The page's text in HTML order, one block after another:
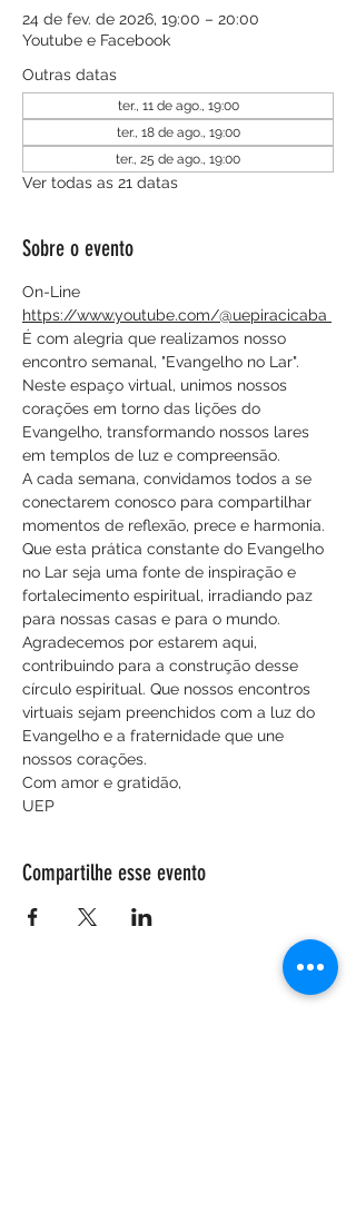
24 de fev. de 2026, 19:00 – 20:00
Youtube e Facebook
Outras datas
ter., 11 de ago., 19:00
ter., 18 de ago., 19:00
ter., 25 de ago., 19:00
Ver todas as 21 datas
Sobre o evento
On-Line
https://www.youtube.com/@uepiracicaba
É com alegria que realizamos nosso
encontro semanal, "Evangelho no Lar".
Neste espaço virtual, unimos nossos
corações em torno das lições do
Evangelho, transformando nossos lares
em templos de luz e compreensão.
A cada semana, convidamos todos a se
conectarem conosco para compartilhar
momentos de reflexão, prece e harmonia.
Que esta prática constante do Evangelho
no Lar seja uma fonte de inspiração e
fortalecimento espiritual, irradiando paz
para nossas casas e para o mundo.
Agradecemos por estarem aqui,
contribuindo para a construção desse
círculo espiritual. Que nossos encontros
virtuais sejam preenchidos com a luz do
Evangelho e a fraternidade que une
nossos corações.
Com amor e gratidão,
UEP
Compartilhe esse evento